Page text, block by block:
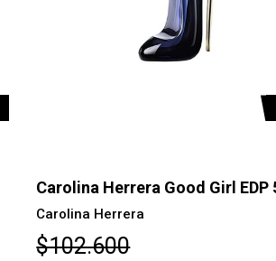
Carolina Herrera Good Girl EDP
Carolina Herrera
$102.600